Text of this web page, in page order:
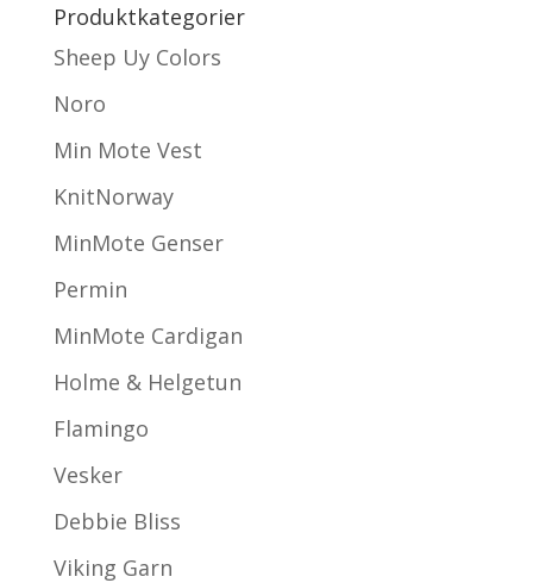
Produktkategorier
Sheep Uy Colors
Noro
Min Mote Vest
KnitNorway
MinMote Genser
Permin
MinMote Cardigan
Holme & Helgetun
Flamingo
Vesker
Debbie Bliss
Viking Garn